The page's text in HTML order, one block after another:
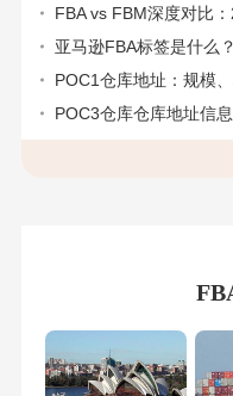
FBA vs FBM深度对比：
亚马逊FBA标签是什么？
POC1仓库地址：规模
POC3仓库仓库地址信息